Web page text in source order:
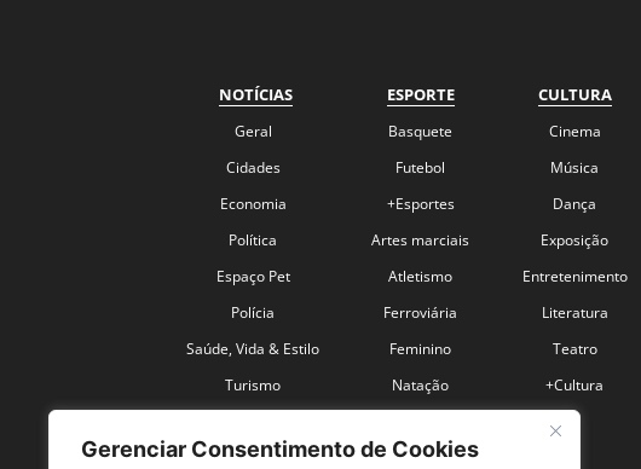
Gerenciar Consentimento de Cookies
NOTÍCIAS
Geral
Cidades
Economia
Política
Espaço Pet
Polícia
Saúde, Vida & Estilo
Turismo
ESPORTE
Basquete
Futebol
+Esportes
Artes marciais
Atletismo
Ferroviária
Feminino
Natação
CULTURA
Cinema
Música
Dança
Exposição
Entretenimento
Literatura
Teatro
+Cultura